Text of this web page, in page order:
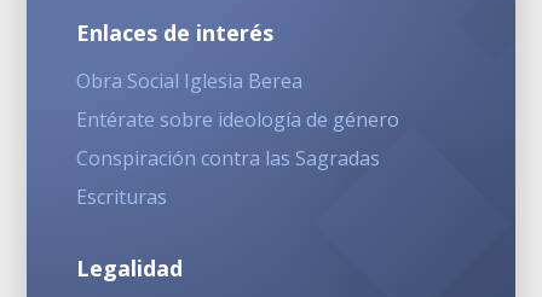
Enlaces de interés
Obra Social Iglesia Berea
Entérate sobre ideología de género
Conspiración contra las Sagradas
Escrituras
Legalidad